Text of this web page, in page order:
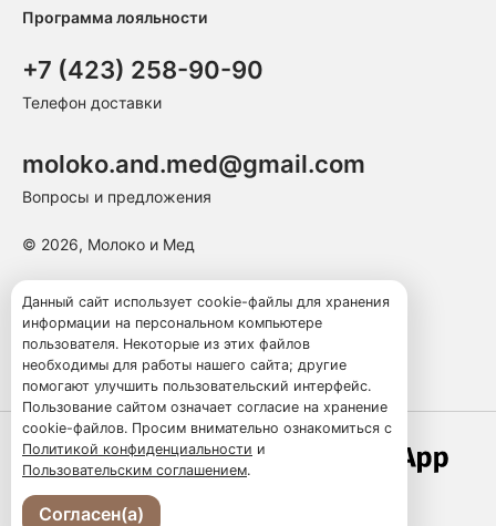
Программа лояльности
+7 (423) 258-90-90
Телефон доставки
moloko.and.med@gmail.com
Вопросы и предложения
© 2026, Молоко и Мед
Пользовательское соглашение
Политика конфиденциальности
Публичная оферта
Работает по технологии
Данный сайт использует cookie-файлы для хранения
информации на персональном компьютере
пользователя. Некоторые из этих файлов
необходимы для работы нашего сайта; другие
помогают улучшить пользовательский интерфейс.
Пользование сайтом означает согласие на хранение
cookie-файлов. Просим внимательно ознакомиться с
Политикой конфиденциальности и
Пользовательским соглашением.
Согласен(а)